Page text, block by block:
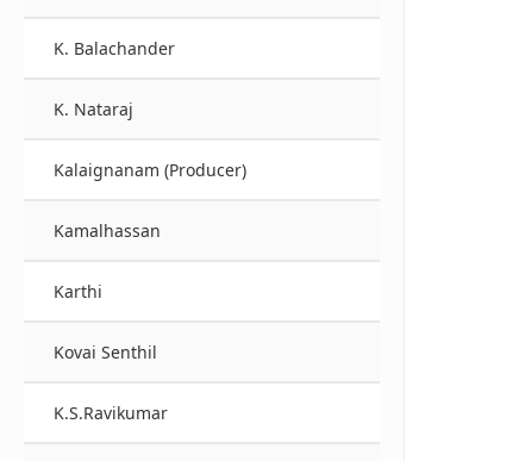
K. Balachander
K. Nataraj
Kalaignanam (Producer)
Kamalhassan
Karthi
Kovai Senthil
K.S.Ravikumar